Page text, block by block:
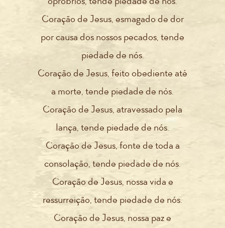
Coração de Jesus, esmagado de dor
por causa dos nossos pecados, tende
piedade de nós.
Coração de Jesus, feito obediente até
a morte, tende piedade de nós.
Coração de Jesus, atravessado pela
lança, tende piedade de nós.
Coração de Jesus, fonte de toda a
consolação, tende piedade de nós.
Coração de Jesus, nossa vida e
ressurreição, tende piedade de nós.
Coração de Jesus, nossa paz e